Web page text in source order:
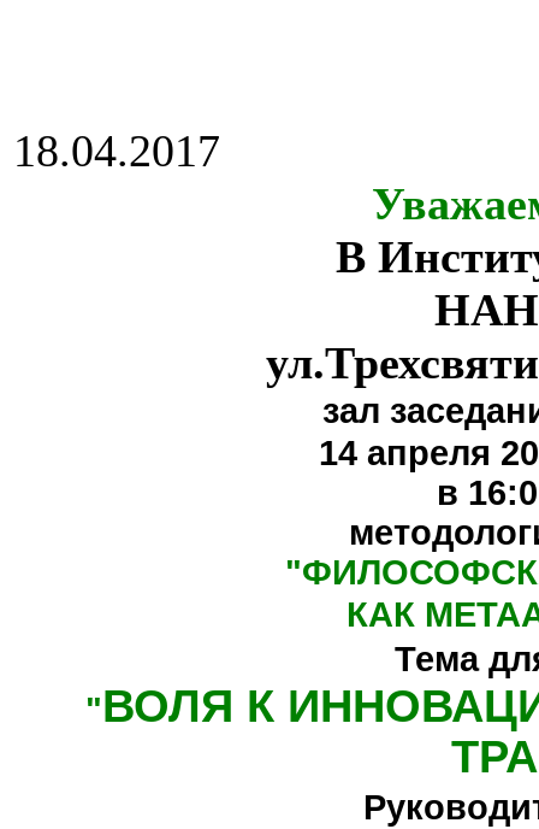
18.04.2017
В
НАН
зал
14 апреля
в
"
КАК
Тема
"ВОЛЯ К